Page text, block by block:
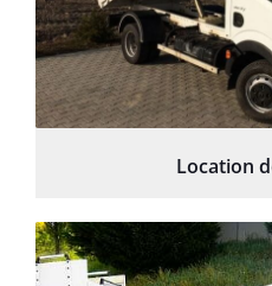
Location